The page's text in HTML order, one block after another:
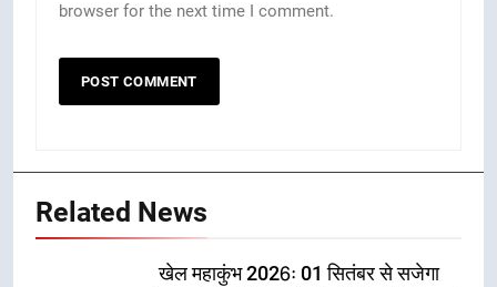
browser for the next time I comment.
Related News
खेल महाकुंभ 2026ः 01 सितंबर से सजेगा